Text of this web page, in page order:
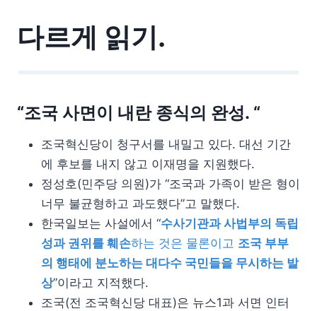
다르게 읽기.
“조국 사면이 내란 종식의 완성. “
조국혁신당이 청구서를 내밀고 있다. 대선 기간
에 후보를 내지 않고 이재명을 지원했다.
정성호(민주당 의원)가 “조국과 가족이 받은 형이
너무 불균형하고 과도했다”고 말했다.
한국일보는 사설에서 “수사기관과 사법부의 독립
성과 권위를 훼손하는 것은 물론이고 조국 부부
의 행태에 분노하는 대다수 국민들을 무시하는 발
상”이라고 지적했다.
조국(전 조국혁신당 대표)은 뉴스1과 서면 인터